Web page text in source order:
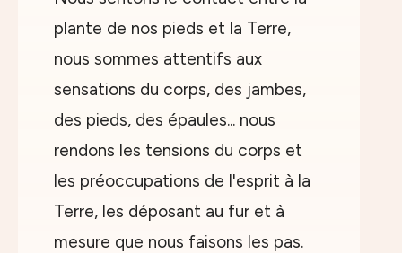
plante de nos pieds et la Terre,
nous sommes attentifs aux
sensations du corps, des jambes,
des pieds, des épaules... nous
rendons les tensions du corps et
les préoccupations de l'esprit à la
Terre, les déposant au fur et à
mesure que nous faisons les pas.